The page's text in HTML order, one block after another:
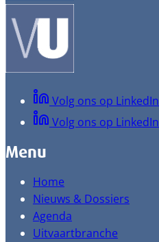
Volg ons op LinkedIn
Volg ons op LinkedIn
Menu
Home
Nieuws & Dossiers
Agenda
Uitvaartbranche